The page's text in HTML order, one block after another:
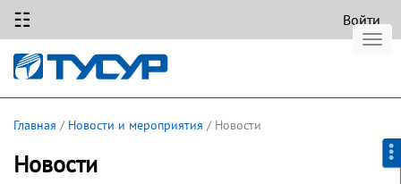
☷
Войти
Главная / Новости и мероприятия / Новости
Новости